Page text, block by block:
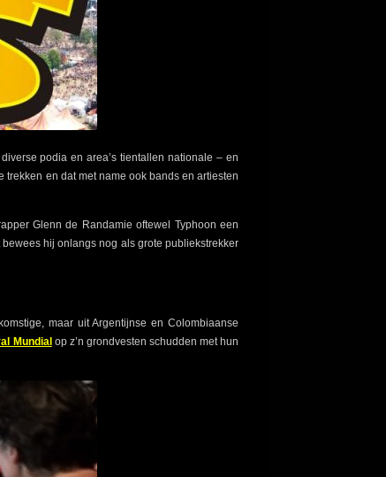
podia en area’s tientallen nationale – en
en dat met name ook bands en artiesten
Glenn de Randamie oftewel Typhoon een
hij onlangs nog als grote publiekstrekker
maar uit Argentijnse en Colombiaanse
Mundial op z’n grondvesten schudden met hun